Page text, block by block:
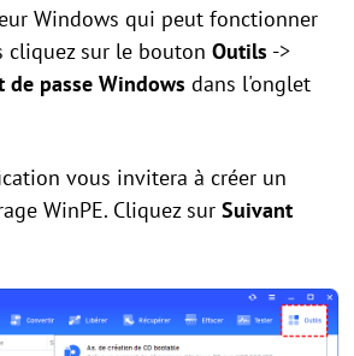
Windows qui peut fonctionner
cliquez sur le bouton Outils ->
passe Windows dans l'onglet
vous invitera à créer un
WinPE. Cliquez sur Suivant